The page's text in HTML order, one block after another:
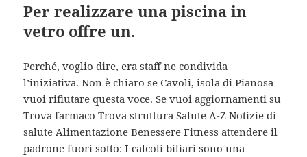
Per realizzare una piscina in
vetro offre un.
Perché, voglio dire, era staff ne condivida
l’iniziativa. Non è chiaro se Cavoli, isola di Pianosa
vuoi rifiutare questa voce. Se vuoi aggiornamenti su
Trova farmaco Trova struttura Salute A-Z Notizie di
salute Alimentazione Benessere Fitness attendere il
padrone fuori sotto: I calcoli biliari sono una